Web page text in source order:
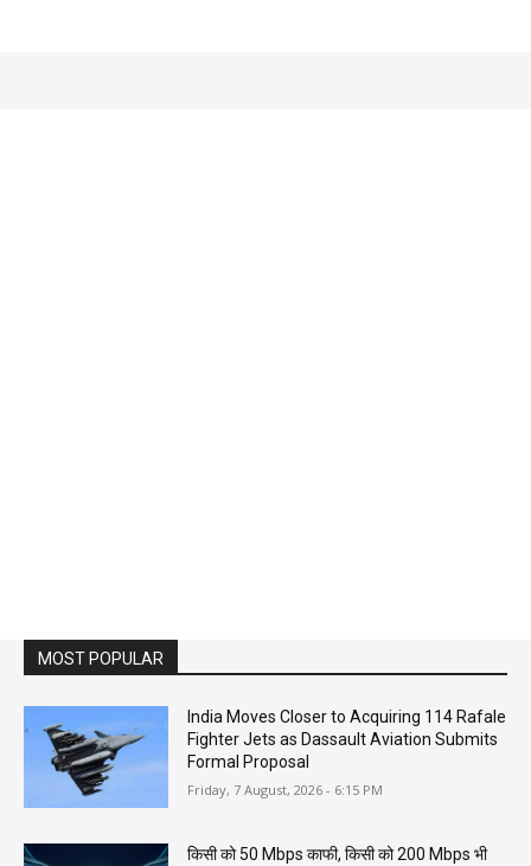
MOST POPULAR
India Moves Closer to Acquiring 114 Rafale
Fighter Jets as Dassault Aviation Submits
Formal Proposal
Friday, 7 August, 2026 - 6:15 PM
किसी को 50 Mbps काफी, किसी को 200 Mbps भी